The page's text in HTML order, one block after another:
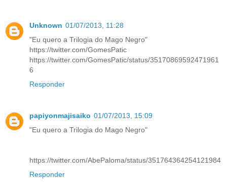
Unknown 01/07/2013, 11:28
"Eu quero a Trilogia do Mago Negro"
https://twitter.com/GomesPatic
https://twitter.com/GomesPatic/status/35170869592471961
6
Responder
papiyonmajisaiko 01/07/2013, 15:09
"Eu quero a Trilogia do Mago Negro"
https://twitter.com/AbePaloma/status/351764364254121984
Responder